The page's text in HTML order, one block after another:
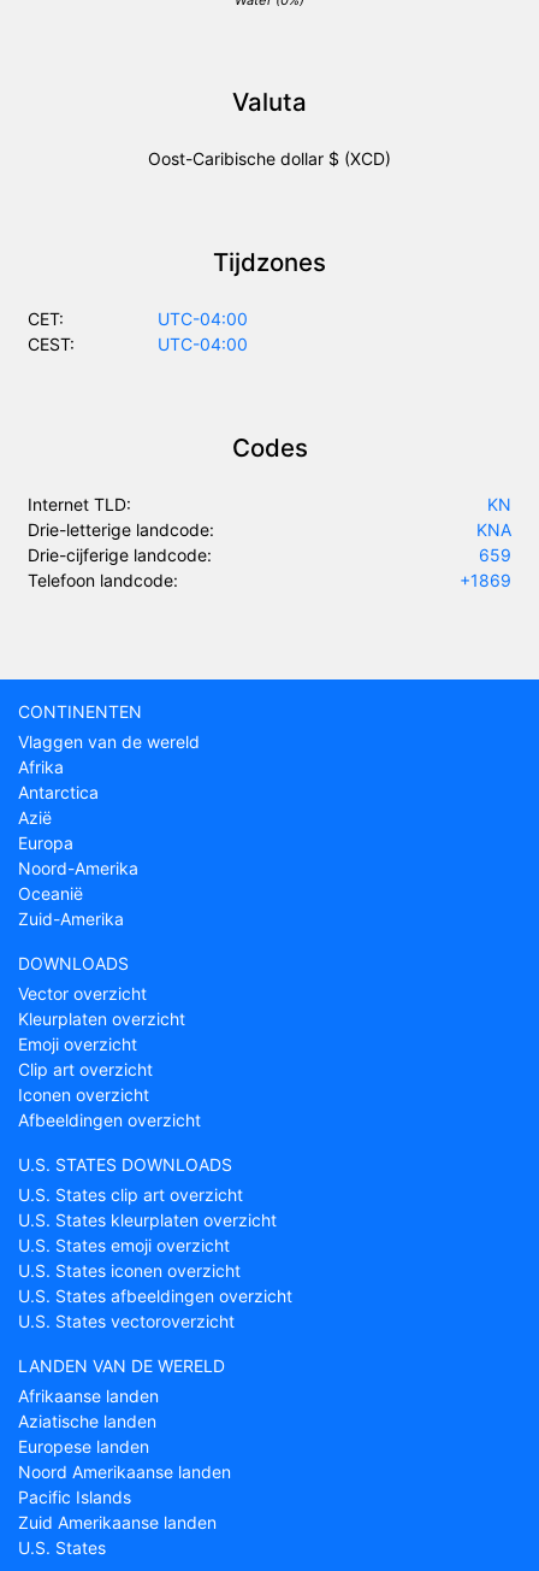
Valuta
Oost-Caribische dollar $ (XCD)
Tijdzones
CET:
UTC-04:00
CEST:
UTC-04:00
Codes
Internet TLD:
KN
Drie-letterige landcode:
KNA
Drie-cijferige landcode:
659
Telefoon landcode:
+1869
CONTINENTEN
Vlaggen van de wereld
Afrika
Antarctica
Azië
Europa
Noord-Amerika
Oceanië
Zuid-Amerika
DOWNLOADS
Vector overzicht
Kleurplaten overzicht
Emoji overzicht
Clip art overzicht
Iconen overzicht
Afbeeldingen overzicht
U.S. STATES DOWNLOADS
U.S. States clip art overzicht
U.S. States kleurplaten overzicht
U.S. States emoji overzicht
U.S. States iconen overzicht
U.S. States afbeeldingen overzicht
U.S. States vectoroverzicht
LANDEN VAN DE WERELD
Afrikaanse landen
Aziatische landen
Europese landen
Noord Amerikaanse landen
Pacific Islands
Zuid Amerikaanse landen
U.S. States